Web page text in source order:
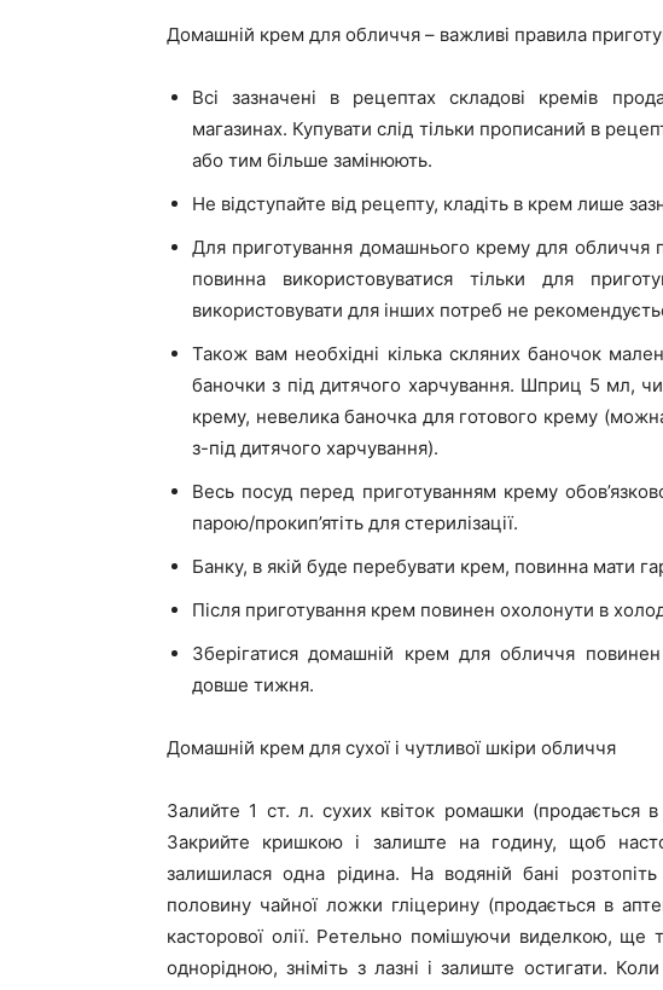
Домашній крем для обличчя – важливі правила
Всі зазначені в рецептах складові кремів
магазинах. Купувати слід тільки прописаний в
або тим більше замінюють.
Не відступайте від рецепту, кладіть в крем лише
Для приготування домашнього крему для обличчя
повинна використовуватися тільки для
використовувати для інших потреб не
Також вам необхідні кілька скляних баночок
баночки з під дитячого харчування. Шприц 5 мл,
крему, невелика баночка для готового крему
з-під дитячого харчування).
Весь посуд перед приготуванням крему
парою/прокип’ятіть для стерилізації.
Банку, в якій буде перебувати крем, повинна мати
Після приготування крем повинен охолонути в
Зберігатися домашній крем для обличчя
довше тижня.
Домашній крем для сухої і чутливої шкіри обличчя
Залийте 1 ст. л. сухих квіток ромашки (продається
Закрийте кришкою і залиште на годину, щоб
залишилася одна рідина. На водяній бані
половину чайної ложки гліцерину (продається в
касторової олії. Ретельно помішуючи виделкою, ще
однорідною, зніміть з лазні і залиште остигати.